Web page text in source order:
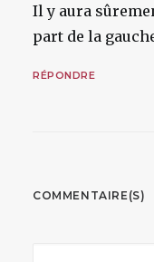
Il y aura
part de la
RÉPONDRE
COMMENTAIRE(S)